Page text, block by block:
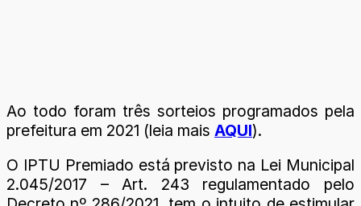
Ao todo foram três sorteios programados pela
prefeitura em 2021 (leia mais AQUI).
O IPTU Premiado está previsto na Lei Municipal
2.045/2017 – Art. 243 regulamentado pelo